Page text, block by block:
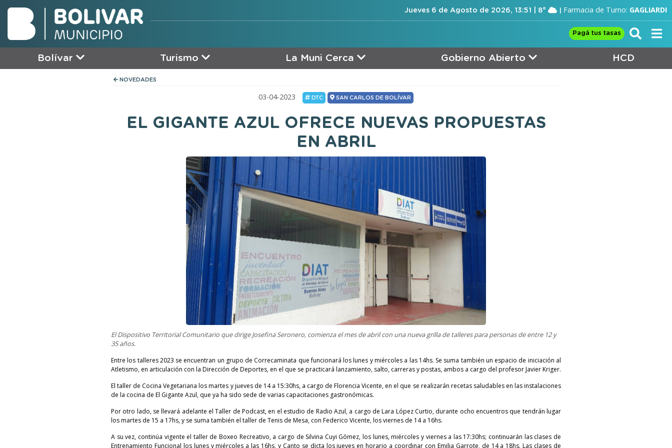
Pagá tus tasas
Jueves 6 de Agosto de 2026, 13:51 | 8° Farmacia de Turno: GAGLIARDI
Bolívar Turismo La Muni Cerca Gobierno Abierto HCD
NOVEDADES
03-04-2023 DTC SAN CARLOS DE BOLÍVAR
EL GIGANTE AZUL OFRECE NUEVAS PROPUESTAS
EN ABRIL
El Dispositivo Territorial Comunitario que dirige Josefina Seronero, comienza el mes de abril con una nueva grilla de talleres para personas de entre 12 y
35 años.
Entre los talleres 2023 se encuentran un grupo de Correcaminata que funcionará los lunes y miércoles a las 14hs. Se suma también un espacio de iniciación al
Atletismo, en articulación con la Dirección de Deportes, en el que se practicará lanzamiento, salto, carreras y postas, ambos a cargo del profesor Javier Kriger.
El taller de Cocina Vegetariana los martes y jueves de 14 a 15:30hs, a cargo de Florencia Vicente, en el que se realizarán recetas saludables en las instalaciones
de la cocina de El Gigante Azul, que ya ha sido sede de varias capacitaciones gastronómicas.
Por otro lado, se llevará adelante el Taller de Podcast, en el estudio de Radio Azul, a cargo de Lara López Curtio, durante ocho encuentros que tendrán lugar
los martes de 15 a 17hs, y se suma también el taller de Tenis de Mesa, con Federico Vicente, los viernes de 14 a 16hs.
A su vez, continúa vigente el taller de Boxeo Recreativo, a cargo de Silvina Cuyi Gómez, los lunes, miércoles y viernes a las 17:30hs; continuarán las clases de
Entrenamiento Funcional los lunes y miércoles a las 16hs, y Canto se dicta los jueves en horario a coordinar con Emilia Garrote, de 14 a 18hs. Las clases de